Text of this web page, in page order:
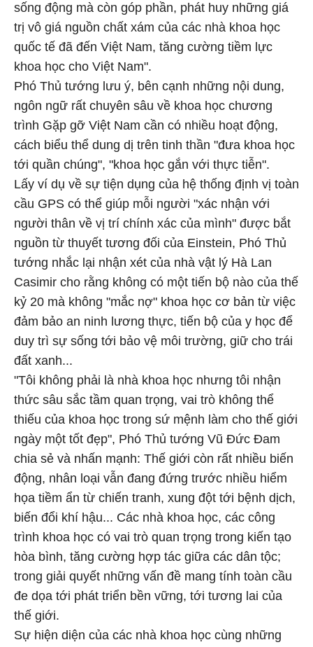
sống động mà còn góp phần, phát huy những giá
trị vô giá nguồn chất xám của các nhà khoa học
quốc tế đã đến Việt Nam, tăng cường tiềm lực
khoa học cho Việt Nam".
Phó Thủ tướng lưu ý, bên cạnh những nội dung,
ngôn ngữ rất chuyên sâu về khoa học chương
trình Gặp gỡ Việt Nam cần có nhiều hoạt động,
cách biểu thể dung dị trên tinh thần "đưa khoa học
tới quần chúng", "khoa học gắn với thực tiễn".
Lấy ví dụ về sự tiện dụng của hệ thống định vị toàn
cầu GPS có thể giúp mỗi người "xác nhận với
người thân về vị trí chính xác của mình" được bắt
nguồn từ thuyết tương đối của Einstein, Phó Thủ
tướng nhắc lại nhận xét của nhà vật lý Hà Lan
Casimir cho rằng không có một tiến bộ nào của thế
kỷ 20 mà không "mắc nợ" khoa học cơ bản từ việc
đảm bảo an ninh lương thực, tiến bộ của y học để
duy trì sự sống tới bảo vệ môi trường, giữ cho trái
đất xanh...
"Tôi không phải là nhà khoa học nhưng tôi nhận
thức sâu sắc tầm quan trọng, vai trò không thể
thiếu của khoa học trong sứ mệnh làm cho thế giới
ngày một tốt đẹp", Phó Thủ tướng Vũ Đức Đam
chia sẻ và nhấn mạnh: Thế giới còn rất nhiều biến
động, nhân loại vẫn đang đứng trước nhiều hiểm
họa tiềm ẩn từ chiến tranh, xung đột tới bệnh dịch,
biến đổi khí hậu... Các nhà khoa học, các công
trình khoa học có vai trò quan trọng trong kiến tạo
hòa bình, tăng cường hợp tác giữa các dân tộc;
trong giải quyết những vấn đề mang tính toàn cầu
đe dọa tới phát triển bền vững, tới tương lai của
thế giới.
Sự hiện diện của các nhà khoa học cùng những